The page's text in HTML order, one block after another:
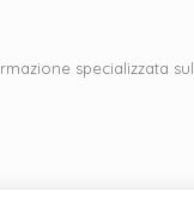
specializzata